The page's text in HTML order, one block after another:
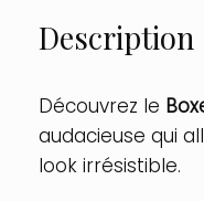
Description
Découvrez le
audacieuse qui
look irrésistible.